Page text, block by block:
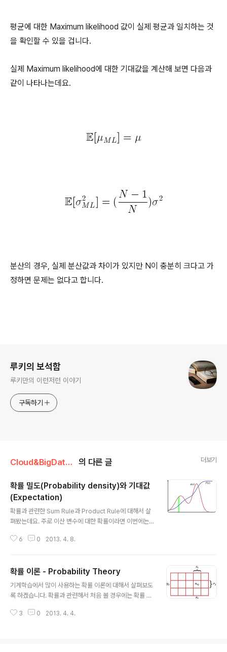
평균에 대한 Maximum likelihood 값이 실제 평균과 일치하는 것
을 확인할 수 있을 겁니다.
실제 Maximum likelihood에 대한 기대값을 계산해 보면 다음과
같이 나타나는데요.
분산의 경우, 실제 분산값과 차이가 있지만 N이 충분히 크다고 가
정하면 문제는 없다고 합니다.
루키의 보석함
루키만의 이런저런 이야기
구독하기
Cloud&BigData/Machine Learing 의 다른 글 더보기
확률 밀도(Probability density)와 기대값
(Expectation)
확률과 관련한 Sum Rule과 Product Rule에 대해서 살
펴봤는데요. 주로 이산 변수에 대한 확률이라면 이번에는
y Density 연속 함수는 다음과 같은 그림으로 나타낼 수
속함수의 임의의 변수 x가 (x, x+δx)에 있다고 할 때, 변수
x가 나올 확률은 p(x)δx로 표시할 수 있습니다. 최종적으
로 (a, b) 구간 사이에 변수 x가 있을 확률은 위에서 구한 p
구하는 것은 바로 적분을 사용하면 됩니다. 확률이므로 p
6 0 2013. 4. 8.
확률 이론 - Probability Theory
기계학습에서 많이 사용하는 확률 이론에 대해서 살펴보도
록 하겠습니다. 확률과 관련해서 처음 볼 경우에는 확률 -
이해할 수 있습니다. 여기에서는 비슷한 내용이기는 하지
3 0 2013. 4. 4.